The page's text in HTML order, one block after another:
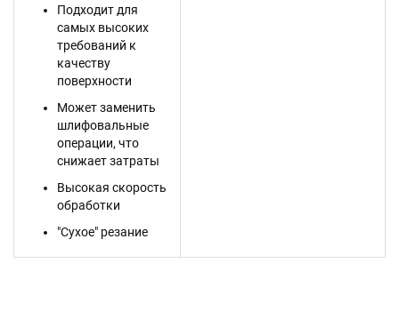
Подходит для
самых высоких
требований к
качеству
поверхности
Может заменить
шлифовальные
операции, что
снижает затраты
Высокая скорость
обработки
"Сухое" резание